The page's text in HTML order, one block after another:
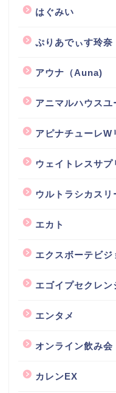
はぐみい
ぷりあでぃす玲奈
アウナ（Auna)
アニマルハウスユ
アピナチューレW
ウェイトレスサプ
ウルトラシカス
エカト
エクスボーテビ
エゴイプセクレン
エンタメ
オンライン飲み会
カレンEX